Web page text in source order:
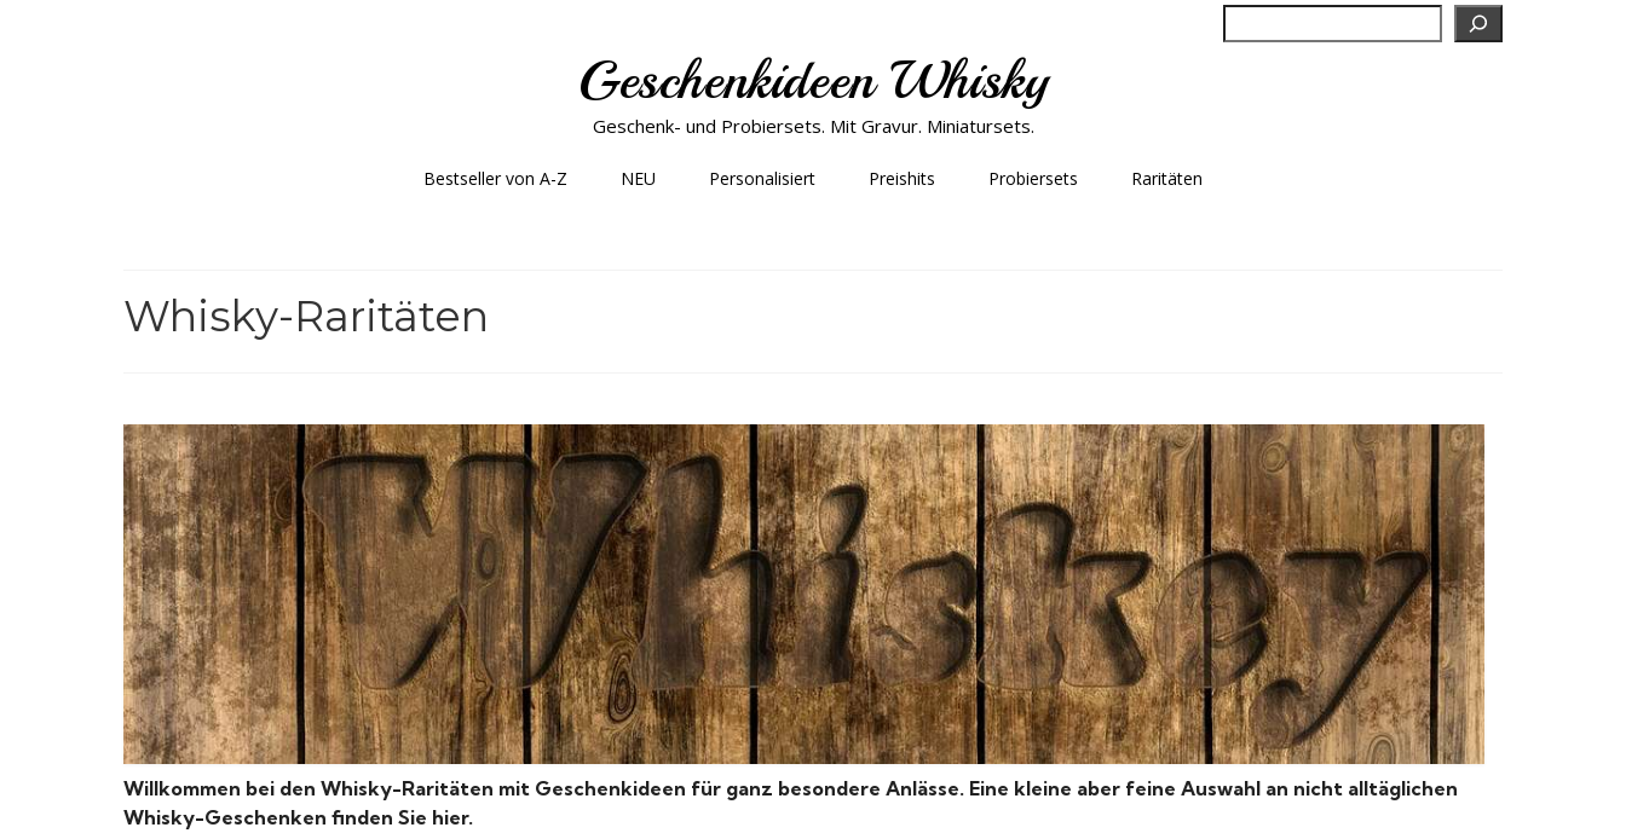
Suchen
Geschenkideen Whisky
Geschenk- und Probiersets. Mit Gravur. Miniatursets.
Bestseller von A-Z NEU Personalisiert Preishits Probiersets Raritäten
Whisky-Raritäten
Willkommen bei den Whisky-Raritäten mit Geschenkideen für ganz besondere Anlässe. Eine kleine aber feine Auswahl an nicht alltäglichen
Whisky-Geschenken finden Sie hier.